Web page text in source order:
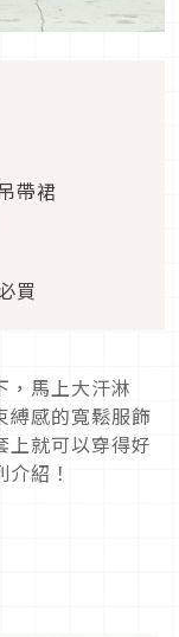
帶裙
買
，馬上大汗淋
縛感的寬鬆服飾
上就可以穿得好
紹！